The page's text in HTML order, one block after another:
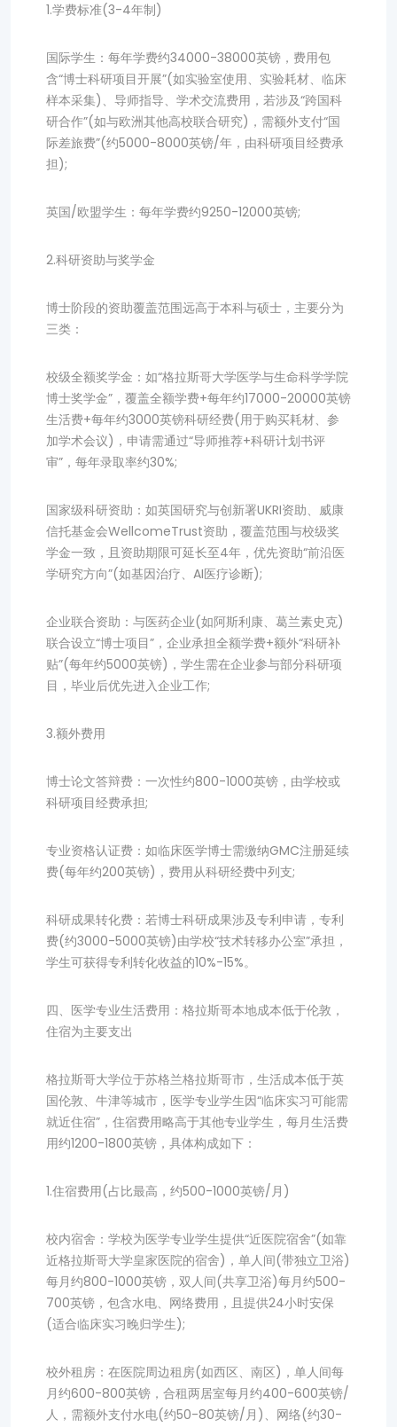
1.学费标准(3-4年制)
国际学生：每年学费约34000-38000英镑，费用包
含“博士科研项目开展”(如实验室使用、实验耗材、临床
样本采集)、导师指导、学术交流费用，若涉及“跨国科
研合作”(如与欧洲其他高校联合研究)，需额外支付“国
际差旅费”(约5000-8000英镑/年，由科研项目经费承
担);
英国/欧盟学生：每年学费约9250-12000英镑;
2.科研资助与奖学金
博士阶段的资助覆盖范围远高于本科与硕士，主要分为
三类：
校级全额奖学金：如“格拉斯哥大学医学与生命科学学院
博士奖学金”，覆盖全额学费+每年约17000-20000英镑
生活费+每年约3000英镑科研经费(用于购买耗材、参
加学术会议)，申请需通过“导师推荐+科研计划书评
审”，每年录取率约30%;
国家级科研资助：如英国研究与创新署UKRI资助、威康
信托基金会WellcomeTrust资助，覆盖范围与校级奖
学金一致，且资助期限可延长至4年，优先资助“前沿医
学研究方向”(如基因治疗、AI医疗诊断);
企业联合资助：与医药企业(如阿斯利康、葛兰素史克)
联合设立“博士项目”，企业承担全额学费+额外“科研补
贴”(每年约5000英镑)，学生需在企业参与部分科研项
目，毕业后优先进入企业工作;
3.额外费用
博士论文答辩费：一次性约800-1000英镑，由学校或
科研项目经费承担;
专业资格认证费：如临床医学博士需缴纳GMC注册延续
费(每年约200英镑)，费用从科研经费中列支;
科研成果转化费：若博士科研成果涉及专利申请，专利
费(约3000-5000英镑)由学校“技术转移办公室”承担，
学生可获得专利转化收益的10%-15%。
四、医学专业生活费用：格拉斯哥本地成本低于伦敦，
住宿为主要支出
格拉斯哥大学位于苏格兰格拉斯哥市，生活成本低于英
国伦敦、牛津等城市，医学专业学生因“临床实习可能需
就近住宿”，住宿费用略高于其他专业学生，每月生活费
用约1200-1800英镑，具体构成如下：
1.住宿费用(占比最高，约500-1000英镑/月)
校内宿舍：学校为医学专业学生提供“近医院宿舍”(如靠
近格拉斯哥大学皇家医院的宿舍)，单人间(带独立卫浴)
每月约800-1000英镑，双人间(共享卫浴)每月约500-
700英镑，包含水电、网络费用，且提供24小时安保
(适合临床实习晚归学生);
校外租房：在医院周边租房(如西区、南区)，单人间每
月约600-800英镑，合租两居室每月约400-600英镑/
人，需额外支付水电(约50-80英镑/月)、网络(约30-